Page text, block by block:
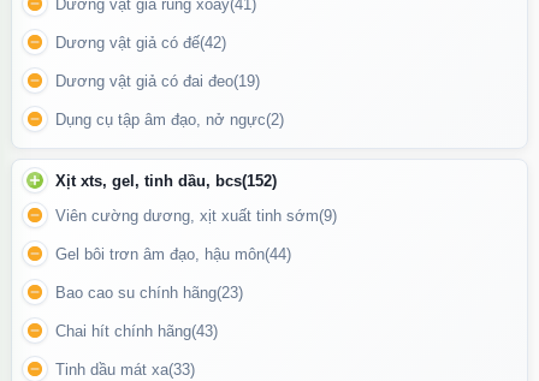
Dùng gel bôi trơn gốc nước để dễ đeo và tăng khoái cảm.
Đeo vòng vào gốc dương vật, điều chỉnh cho vừa khít và thoải
mái.
Bật nguồn, chọn chế độ rung phù hợp bằng nút bấm hoặc điều
khiển từ xa.
Thư giãn và tận hưởng cảm giác rung kích thích lan tỏa từng
nhịp yêu.
Dương vật giả rung xoay(41)
Dương vật giả có đế(42)
Dương vật giả có đai đeo(19)
Dụng cụ tập âm đạo, nở ngực(2)
Xịt xts, gel, tinh dầu, bcs(152)
Viên cường dương, xịt xuất tinh sớm(9)
Gel bôi trơn âm đạo, hậu môn(44)
Bao cao su chính hãng(23)
Chai hít chính hãng(43)
Tinh dầu mát xa(33)